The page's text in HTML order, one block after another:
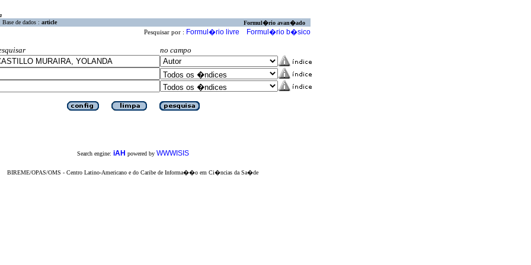
Base de dados : article Formul�rio avan�ado
Pesquisar por : Formul�rio livre Formul�rio b�sico
no campo
Search engine: iAH powered by WWWISIS
BIREME/OPAS/OMS - Centro Latino-Americano e do Caribe de Informa��o em Ci�ncias da Sa�de